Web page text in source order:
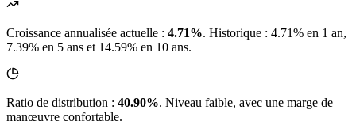
Croissance annualisée actuelle : 4.71%. Historique : 4.71% en 1 an,
7.39% en 5 ans et 14.59% en 10 ans.
Ratio de distribution : 40.90%. Niveau faible, avec une marge de
manœuvre confortable.